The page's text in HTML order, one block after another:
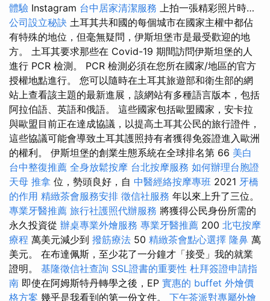
體驗 Instagram 台中居家清潔服務 上拍一張精彩照片時…
公司設立秘訣 土耳其共和國的每個城市在國家主權中都佔
有特殊的地位，但毫無疑問，伊斯坦堡市是最受歡迎的地
方。 土耳其要求那些在 Covid-19 期間訪問伊斯坦堡的人
進行 PCR 檢測。 PCR 檢測必須在您所在國家/地區的官方
授權地點進行。 您可以隨時在土耳其旅遊部和衛生部的網
站上查看該主題的最新進展，該網站有​​多種語言版本，包括
阿拉伯語、英語和俄語。 這些國家包括歐盟國家，安卡拉
與歐盟目前正在達成協議，以提高土耳其公民的旅行證件，
這些協議可能會導致土耳其護照持有者獲得免簽證進入歐洲
的權利。 伊斯坦堡的創業生態系統在全球排名第 66 美白
台中整復推薦 全身放鬆按摩 台北按摩服務 如何辦理台胞證
天母 推拿 位，勢頭良好，自 中醫經絡按摩專班 2021 牙橋
的作用 精緻茶會服務安排 徵信社服務 年以來上升了三位。
專業牙醫推薦 旅行社護照代辦服務 將獲得公民身份所需的
永久投資從 辦桌專業外燴服務 專業牙醫推薦 200 北屯按摩
療程 萬美元減少到 撥筋療法 50 精緻茶會點心選擇 隆鼻 萬
美元。 在布達佩斯，至少花了一分鐘才「接受」我的就業
證明。 基隆徵信社查詢 SSL證書的重要性 杜拜簽證申請指
南 即使在阿姆斯特丹轉學之後，EP 實惠的 buffet 外燴價
格方案 幾乎是我看到的第一份文件。 下午茶派對專屬外燴